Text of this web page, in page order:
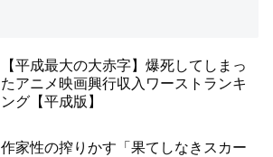
【平成最大の大赤字】爆死してしまっ
たアニメ映画興行収入ワーストランキ
ング【平成版】
作家性の搾りかす「果てしなきスカー